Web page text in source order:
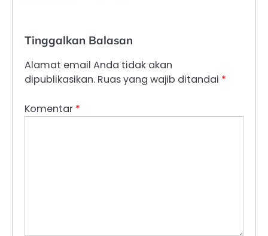
Tinggalkan Balasan
Alamat email Anda tidak akan
dipublikasikan. Ruas yang wajib ditandai *
Komentar *